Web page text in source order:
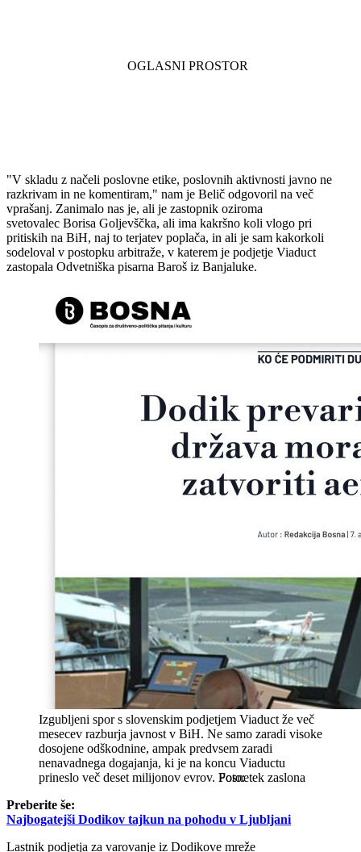
"V skladu z načeli poslovne etike, poslovnih aktivnosti javno ne
razkrivam in ne komentiram," nam je Belič odgovoril na več
vprašanj. Zanimalo nas je, ali je zastopnik oziroma
svetovalec Borisa Goljevščka, ali ima kakršno koli vlogo pri
pritiskih na BiH, naj to terjatev poplača, in ali je sam kakorkoli
sodeloval v postopku arbitraže, v katerem je podjetje Viaduct
zastopala Odvetniška pisarna Baroš iz Banjaluke.
Izgubljeni spor s slovenskim podjetjem Viaduct že več
mesecev razburja javnost v BiH. Ne samo zaradi visoke
dosojene odškodnine, ampak predvsem zaradi
nenavadnega dogajanja, ki je na koncu Viaductu
prineslo več deset milijonov evrov. Posnetek zaslona
Preberite še:
Najbogatejši Dodikov tajkun na pohodu v Ljubljani
Lastnik podjetja za varovanje iz Dodikove mreže